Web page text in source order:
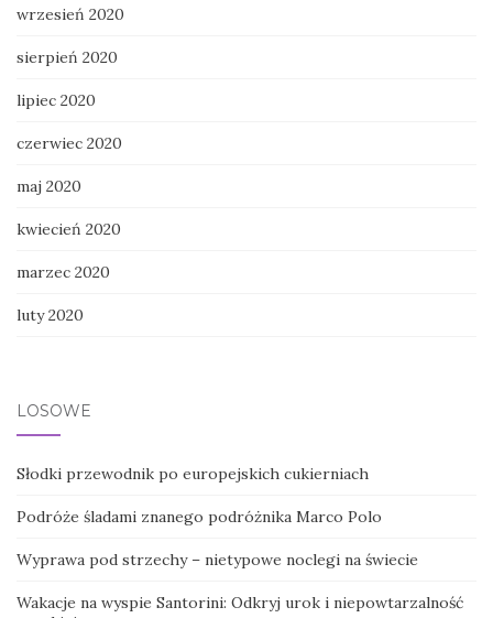
wrzesień 2020
sierpień 2020
lipiec 2020
czerwiec 2020
maj 2020
kwiecień 2020
marzec 2020
luty 2020
LOSOWE
Słodki przewodnik po europejskich cukierniach
Podróże śladami znanego podróżnika Marco Polo
Wyprawa pod strzechy – nietypowe noclegi na świecie
Wakacje na wyspie Santorini: Odkryj urok i niepowtarzalność